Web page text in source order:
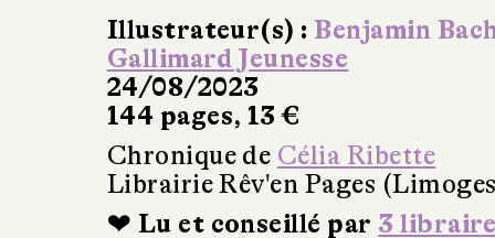
Illustrateur(s) :Benjamin
Gallimard Jeunesse
24/08/2023
144 pages, 13 €
Chronique de Célia Ribette
Librairie Rêv'en Pages
❤ Lu et conseillé par 3